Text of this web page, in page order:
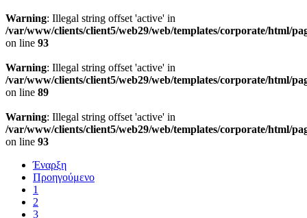
Warning: Illegal string offset 'active' in
/var/www/clients/client5/web29/web/templates/corporate/html/
on line 93
Warning: Illegal string offset 'active' in
/var/www/clients/client5/web29/web/templates/corporate/html/
on line 89
Warning: Illegal string offset 'active' in
/var/www/clients/client5/web29/web/templates/corporate/html/
on line 93
Έναρξη
Προηγούμενο
1
2
3